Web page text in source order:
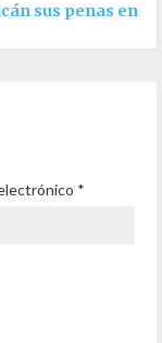
sus penas en
*